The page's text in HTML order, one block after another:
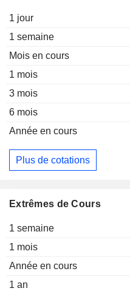
1 jour
1 semaine
Mois en cours
1 mois
3 mois
6 mois
Année en cours
Plus de cotations
Extrêmes de Cours
1 semaine
1 mois
Année en cours
1 an